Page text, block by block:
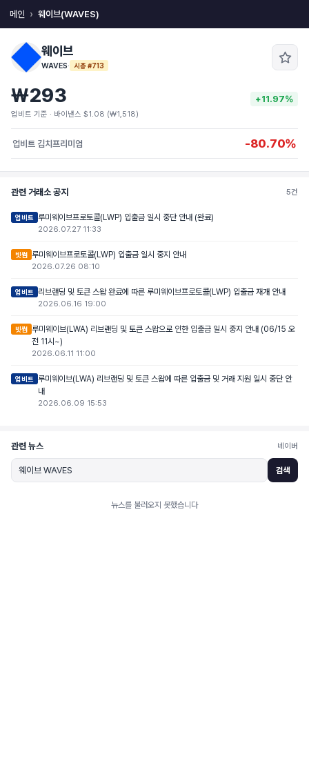
메인 웨이브(WAVES)
웨이브
WAVES· 시총 #713
₩293 +11.97%
업비트 기준 · 바이낸스 $1.08 (₩1,518)
업비트 김치프리미엄 -80.70%
관련 거래소 공지 5건
업비트 루미웨이브프로토콜(LWP) 입출금 일시 중단 안내 (완료)
2026.07.27 11:33
빗썸 루미웨이브프로토콜(LWP) 입출금 일시 중지 안내
2026.07.26 08:10
업비트 리브랜딩 및 토큰 스왑 완료에 따른 루미웨이브프로토콜(LWP) 입출금 재개 안내
2026.06.16 19:00
빗썸 루미웨이브(LWA) 리브랜딩 및 토큰 스왑으로 인한 입출금 일시 중지 안내 (06/15 오
전 11시~)
2026.06.11 11:00
업비트 루미웨이브(LWA) 리브랜딩 및 토큰 스왑에 따른 입출금 및 거래 지원 일시 중단 안
내
2026.06.09 15:53
관련 뉴스 네이버
검색
뉴스를 불러오지 못했습니다